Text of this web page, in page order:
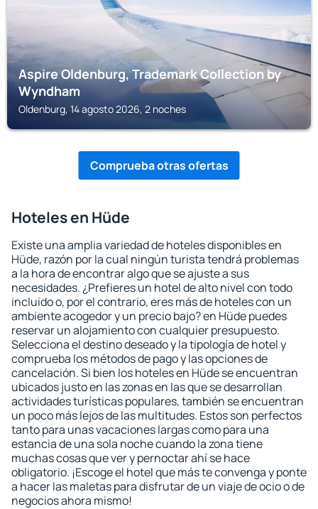
Aspire Oldenburg, Trademark Collection by
Wyndham
Oldenburg, 14 agosto 2026, 2 noches
Comprueba otras ofertas
Hoteles en Hüde
Existe una amplia variedad de hoteles disponibles en
Hüde, razón por la cual ningún turista tendrá problemas
a la hora de encontrar algo que se ajuste a sus
necesidades. ¿Prefieres un hotel de alto nivel con todo
incluido o, por el contrario, eres más de hoteles con un
ambiente acogedor y un precio bajo? en Hüde puedes
reservar un alojamiento con cualquier presupuesto.
Selecciona el destino deseado y la tipología de hotel y
comprueba los métodos de pago y las opciones de
cancelación. Si bien los hoteles en Hüde se encuentran
ubicados justo en las zonas en las que se desarrollan
actividades turísticas populares, también se encuentran
un poco más lejos de las multitudes. Estos son perfectos
tanto para unas vacaciones largas como para una
estancia de una sola noche cuando la zona tiene
muchas cosas que ver y pernoctar ahí se hace
obligatorio. ¡Escoge el hotel que más te convenga y ponte
a hacer las maletas para disfrutar de un viaje de ocio o de
negocios ahora mismo!